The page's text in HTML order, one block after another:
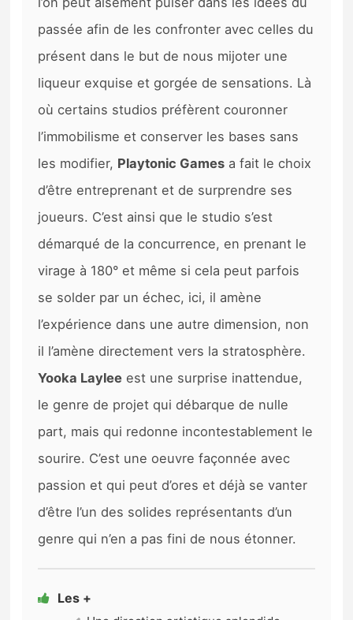
passée afin de les confronter avec celles du
présent dans le but de nous mijoter une
liqueur exquise et gorgée de sensations. Là
où certains studios préfèrent couronner
l’immobilisme et conserver les bases sans
les modifier, Playtonic Games a fait le choix
d’être entreprenant et de surprendre ses
joueurs. C’est ainsi que le studio s’est
démarqué de la concurrence, en prenant le
virage à 180° et même si cela peut parfois
se solder par un échec, ici, il amène
l’expérience dans une autre dimension, non
il l’amène directement vers la stratosphère.
Yooka Laylee est une surprise inattendue,
le genre de projet qui débarque de nulle
part, mais qui redonne incontestablement le
sourire. C’est une oeuvre façonnée avec
passion et qui peut d’ores et déjà se vanter
d’être l’un des solides représentants d’un
genre qui n’en a pas fini de nous étonner.
Les +